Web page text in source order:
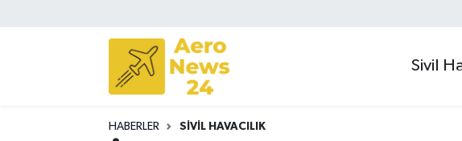
Sivil
HABERLER SIVIL HAVACILIK
Sivil Havacılık